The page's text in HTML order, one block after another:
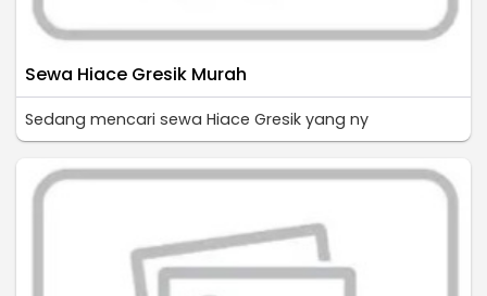
Sewa Hiace Gresik Murah
Sedang mencari sewa Hiace Gresik yang ny